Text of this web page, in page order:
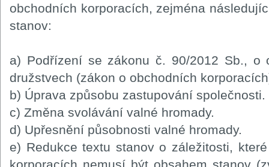
obchodních korporacích, zejména
stanov:
a) Podřízení se zákonu č. 90/2012 Sb., o
družstvech (zákon o obchodních
b) Úprava způsobu zastupování společnosti.
c) Změna svolávání valné hromady.
d) Upřesnění působnosti valné hromady.
e) Redukce textu stanov o záležitosti,
korporacích nemusí být obsahem stanov